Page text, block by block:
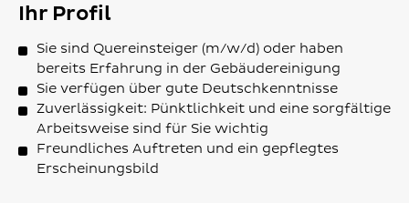
Ihr Profil
Sie sind Quereinsteiger (m/w/d) oder haben
bereits Erfahrung in der Gebäudereinigung
Sie verfügen über gute Deutschkenntnisse
Zuverlässigkeit: Pünktlichkeit und eine sorgfältige
Arbeitsweise sind für Sie wichtig
Freundliches Auftreten und ein gepflegtes
Erscheinungsbild